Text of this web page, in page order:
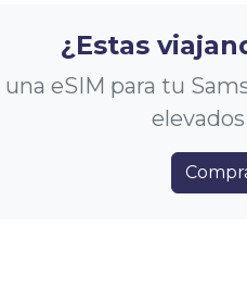
¿Estas
eSIM para tu